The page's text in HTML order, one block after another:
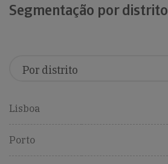
Segmentação por distrito
Lisboa
Porto